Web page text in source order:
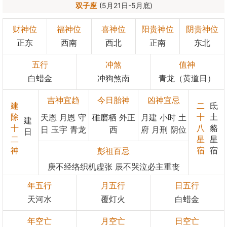
双子座 (5月21日-5月底)
财神位
正东
福神位
西南
喜神位
西北
阳贵神位
正南
阴贵神位
东北
五行
白蜡金
冲煞
冲狗煞南
值神
青龙（黄道日）
建
除
十
二
神
建
日
吉神宜趋
天恩 月恩 守
日 玉宇 青龙
今日胎神
碓磨栖 外正
西
凶神宜忌
月建 小时 土
府 月刑 阴位
彭祖百忌
庚不经络织机虚张 辰不哭泣必主重丧
二
十
八
星
宿
氐
土
貉
星
宿
年五行
天河水
月五行
覆灯火
日五行
白蜡金
年空亡
月空亡
日空亡